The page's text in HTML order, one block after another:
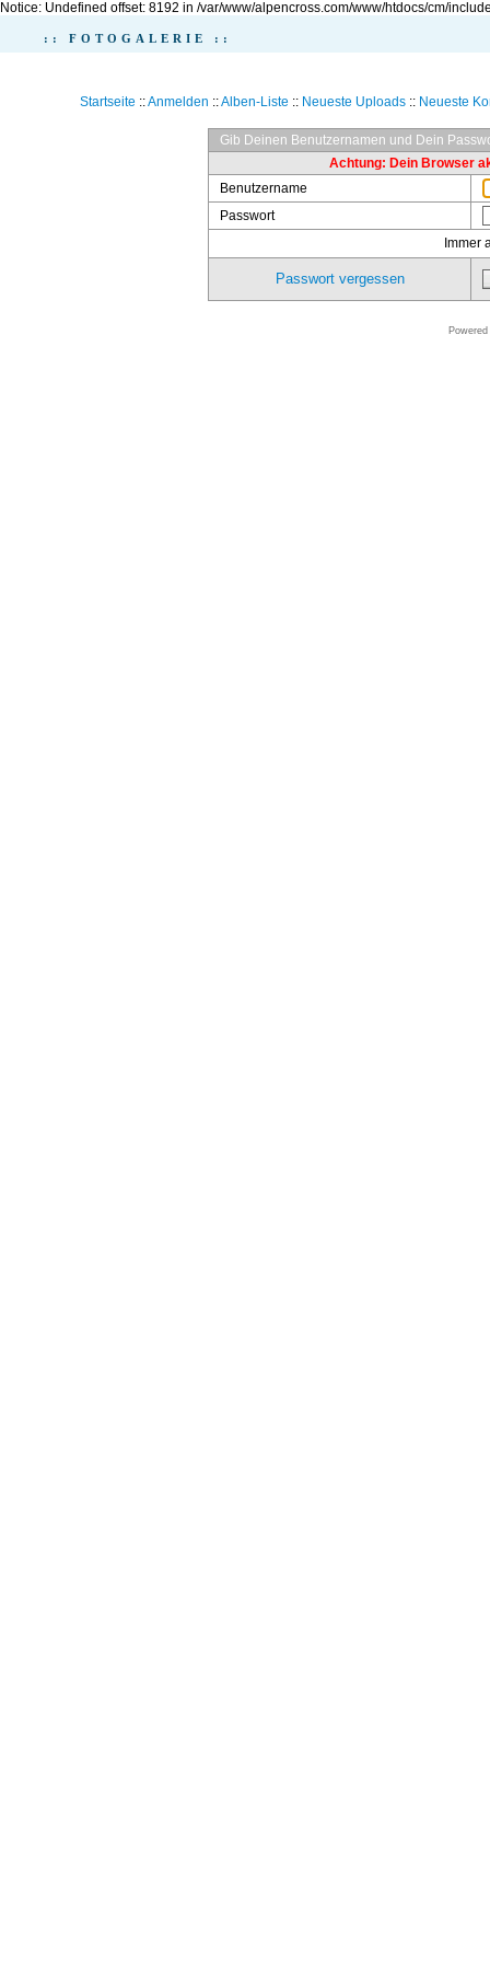
Notice: Undefined offset: 8192 in /var/www/alpencross.com/www/htdocs/cm/
:: FOTOGALERIE ::
Startseite ::Anmelden ::Alben-Liste :: Neueste Uploads:: Neueste
Gib Deinen Benutzernamen und Dein
Achtung: Dein Browser
Benutzername
Passwort
Immer
Passwort vergessen